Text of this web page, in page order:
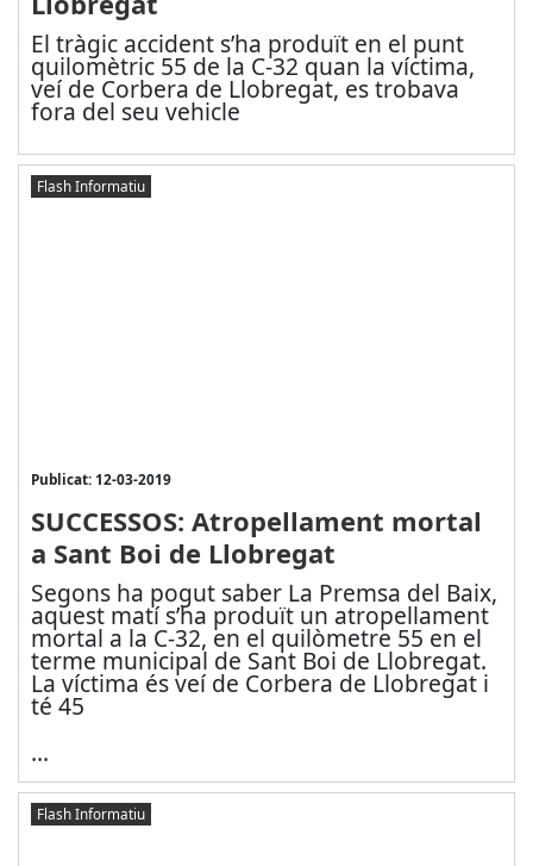
El tràgic accident s’ha produït en el punt
quilomètric 55 de la C-32 quan la víctima,
veí de Corbera de Llobregat, es trobava
fora del seu vehicle
Flash Informatiu
Publicat: 12-03-2019
SUCCESSOS: Atropellament mortal
a Sant Boi de Llobregat
Segons ha pogut saber La Premsa del Baix,
aquest matí s’ha produït un atropellament
mortal a la C-32, en el quilòmetre 55 en el
terme municipal de Sant Boi de Llobregat.
La víctima és veí de Corbera de Llobregat i
té 45
...
Flash Informatiu